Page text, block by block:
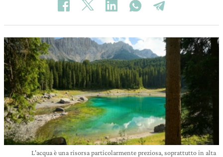
L'acqua è una risorsa particolarmente preziosa, soprattutto in alta